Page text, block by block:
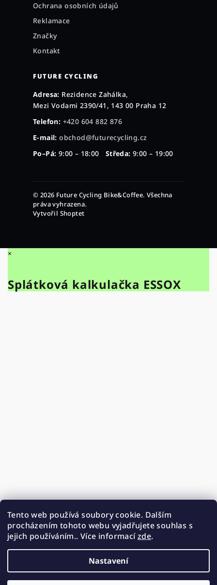
Tento web používá soubory cookie. Dalším
procházením tohoto webu vyjadřujete souhlas s
jejich používáním.. Více informacízde.
Nastavení
Ochrana osobních údajů
Reklamace
Značky
Kontakt
FUTURE CYCLING
Adresa: Rezidence Zahálka,
Mezi Vodami 2390/41, 143 00 Praha 12
Telefon: +420 604 882 876
E-mail: obchod@futurecycling.cz
Po–Pá: 9:00 – 18:00 Středa: 9:00 – 19:00
© 2026 Future Cycling Bike&Coffee. Všechna
práva vyhrazena.
Vytvořil Shoptet
×
Splátková kalkulačka ESSOX